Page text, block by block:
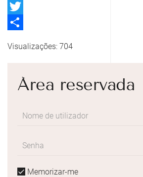
Facebook
Twitter
Visualizações: 704
Área reservada
Memorizar-me